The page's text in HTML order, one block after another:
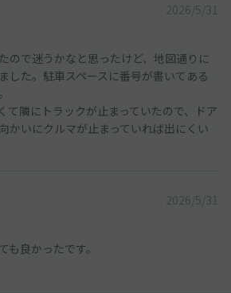
2026/5/31
ので迷うかなと思ったけど、地図通りに
した。駐車スペースに番号が書いてある
て隣にトラックが止まっていたので、ドア
かいにクルマが止まっていれば出にくい
2026/5/31
も良かったです。